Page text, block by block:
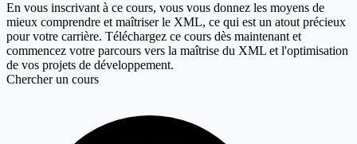
En vous inscrivant à ce cours, vous vous donnez les moyens de
mieux comprendre et maîtriser le XML, ce qui est un atout précieux
pour votre carrière. Téléchargez ce cours dès maintenant et
commencez votre parcours vers la maîtrise du XML et l'optimisation
de vos projets de développement.
Chercher un cours